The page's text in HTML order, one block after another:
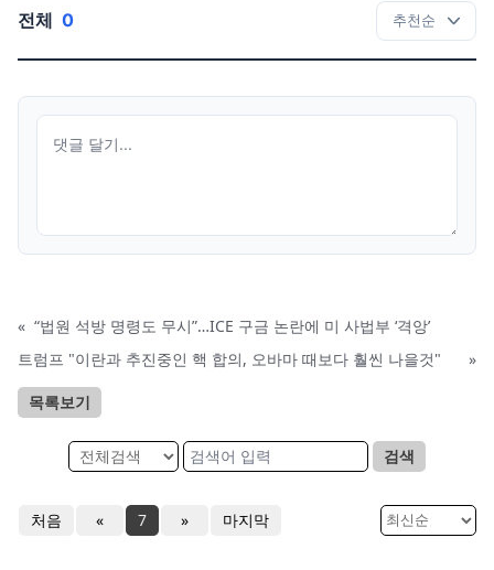
전체 0
« “법원 석방 명령도 무시”…ICE 구금 논란에 미 사법부 ‘격앙’
트럼프 "이란과 추진중인 핵 합의, 오바마 때보다 훨씬 나을것"
»
목록보기
검색
처음 « 7 » 마지막